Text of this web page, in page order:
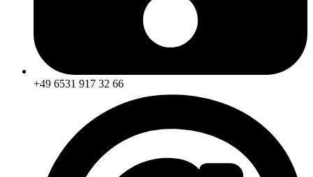
+49 6531 917 32 66